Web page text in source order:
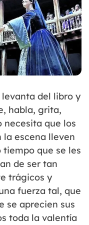
levanta del libro y
habla, grita,
necesita que los
la escena lleven
que se les
de ser tan
trágicos y
fuerza tal, que
se aprecien sus
toda la valentía